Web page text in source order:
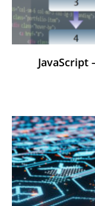
JavaScript